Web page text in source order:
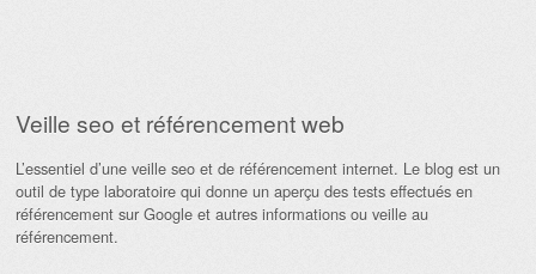
Veille seo et référencement web
L’essentiel d’une veille seo et de référencement internet. Le blog est un
outil de type laboratoire qui donne un aperçu des tests effectués en
référencement sur Google et autres informations ou veille au
référencement.